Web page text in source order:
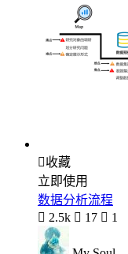
收藏
立即使用
数据分析流程
 2.5k  17  1